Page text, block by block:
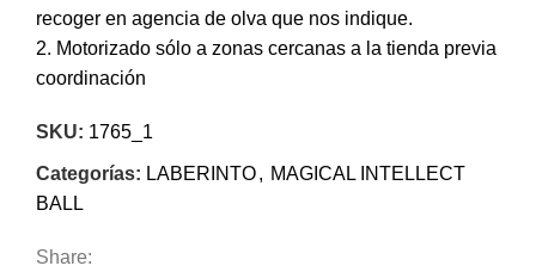
recoger en agencia de olva que nos indique.
2. Motorizado sólo a zonas cercanas a la tienda previa
coordinación
SKU: 1765_1
Categorías: LABERINTO, MAGICAL INTELLECT
BALL
Share: